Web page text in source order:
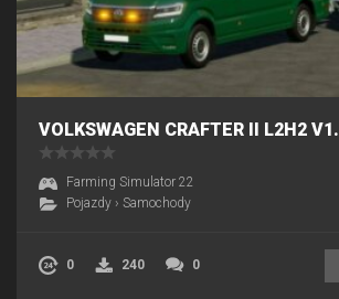
VOLKSWAGEN CRAFTER II L2H2
Farming Simulator 22
Pojazdy › Samochody
0 240 0